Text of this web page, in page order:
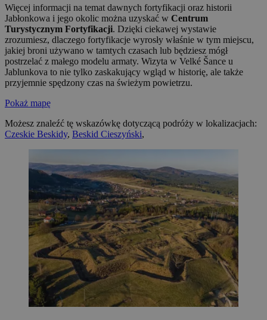
Więcej informacji na temat dawnych fortyfikacji oraz historii
Jabłonkowa i jego okolic można uzyskać w Centrum
Turystycznym Fortyfikacji. Dzięki ciekawej wystawie
zrozumiesz, dlaczego fortyfikacje wyrosły właśnie w tym miejscu,
jakiej broni używano w tamtych czasach lub będziesz mógł
postrzelać z małego modelu armaty. Wizyta w Velké Šance u
Jablunkova to nie tylko zaskakujący wgląd w historię, ale także
przyjemnie spędzony czas na świeżym powietrzu.
Pokaż mapę
Możesz znaleźć tę wskazówkę dotyczącą podróży w lokalizacjach:
Czeskie Beskidy, Beskid Cieszyński,